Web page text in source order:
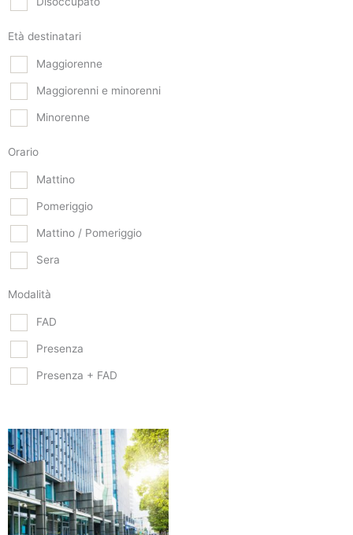
Età destinatari
Maggiorenne
Maggiorenni e minorenni
Minorenne
Orario
Mattino
Pomeriggio
Mattino / Pomeriggio
Sera
Modalità
FAD
Presenza
Presenza + FAD